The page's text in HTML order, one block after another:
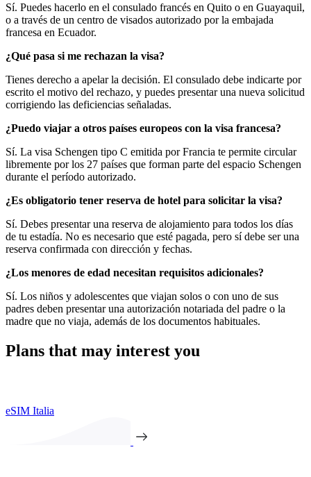
Sí. Puedes hacerlo en el consulado francés en Quito o en Guayaquil,
o a través de un centro de visados autorizado por la embajada
francesa en Ecuador.
¿Qué pasa si me rechazan la visa?
Tienes derecho a apelar la decisión. El consulado debe indicarte por
escrito el motivo del rechazo, y puedes presentar una nueva solicitud
corrigiendo las deficiencias señaladas.
¿Puedo viajar a otros países europeos con la visa francesa?
Sí. La visa Schengen tipo C emitida por Francia te permite circular
libremente por los 27 países que forman parte del espacio Schengen
durante el período autorizado.
¿Es obligatorio tener reserva de hotel para solicitar la visa?
Sí. Debes presentar una reserva de alojamiento para todos los días
de tu estadía. No es necesario que esté pagada, pero sí debe ser una
reserva confirmada con dirección y fechas.
¿Los menores de edad necesitan requisitos adicionales?
Sí. Los niños y adolescentes que viajan solos o con uno de sus
padres deben presentar una autorización notariada del padre o la
madre que no viaja, además de los documentos habituales.
Plans that may interest you
eSIM Italia